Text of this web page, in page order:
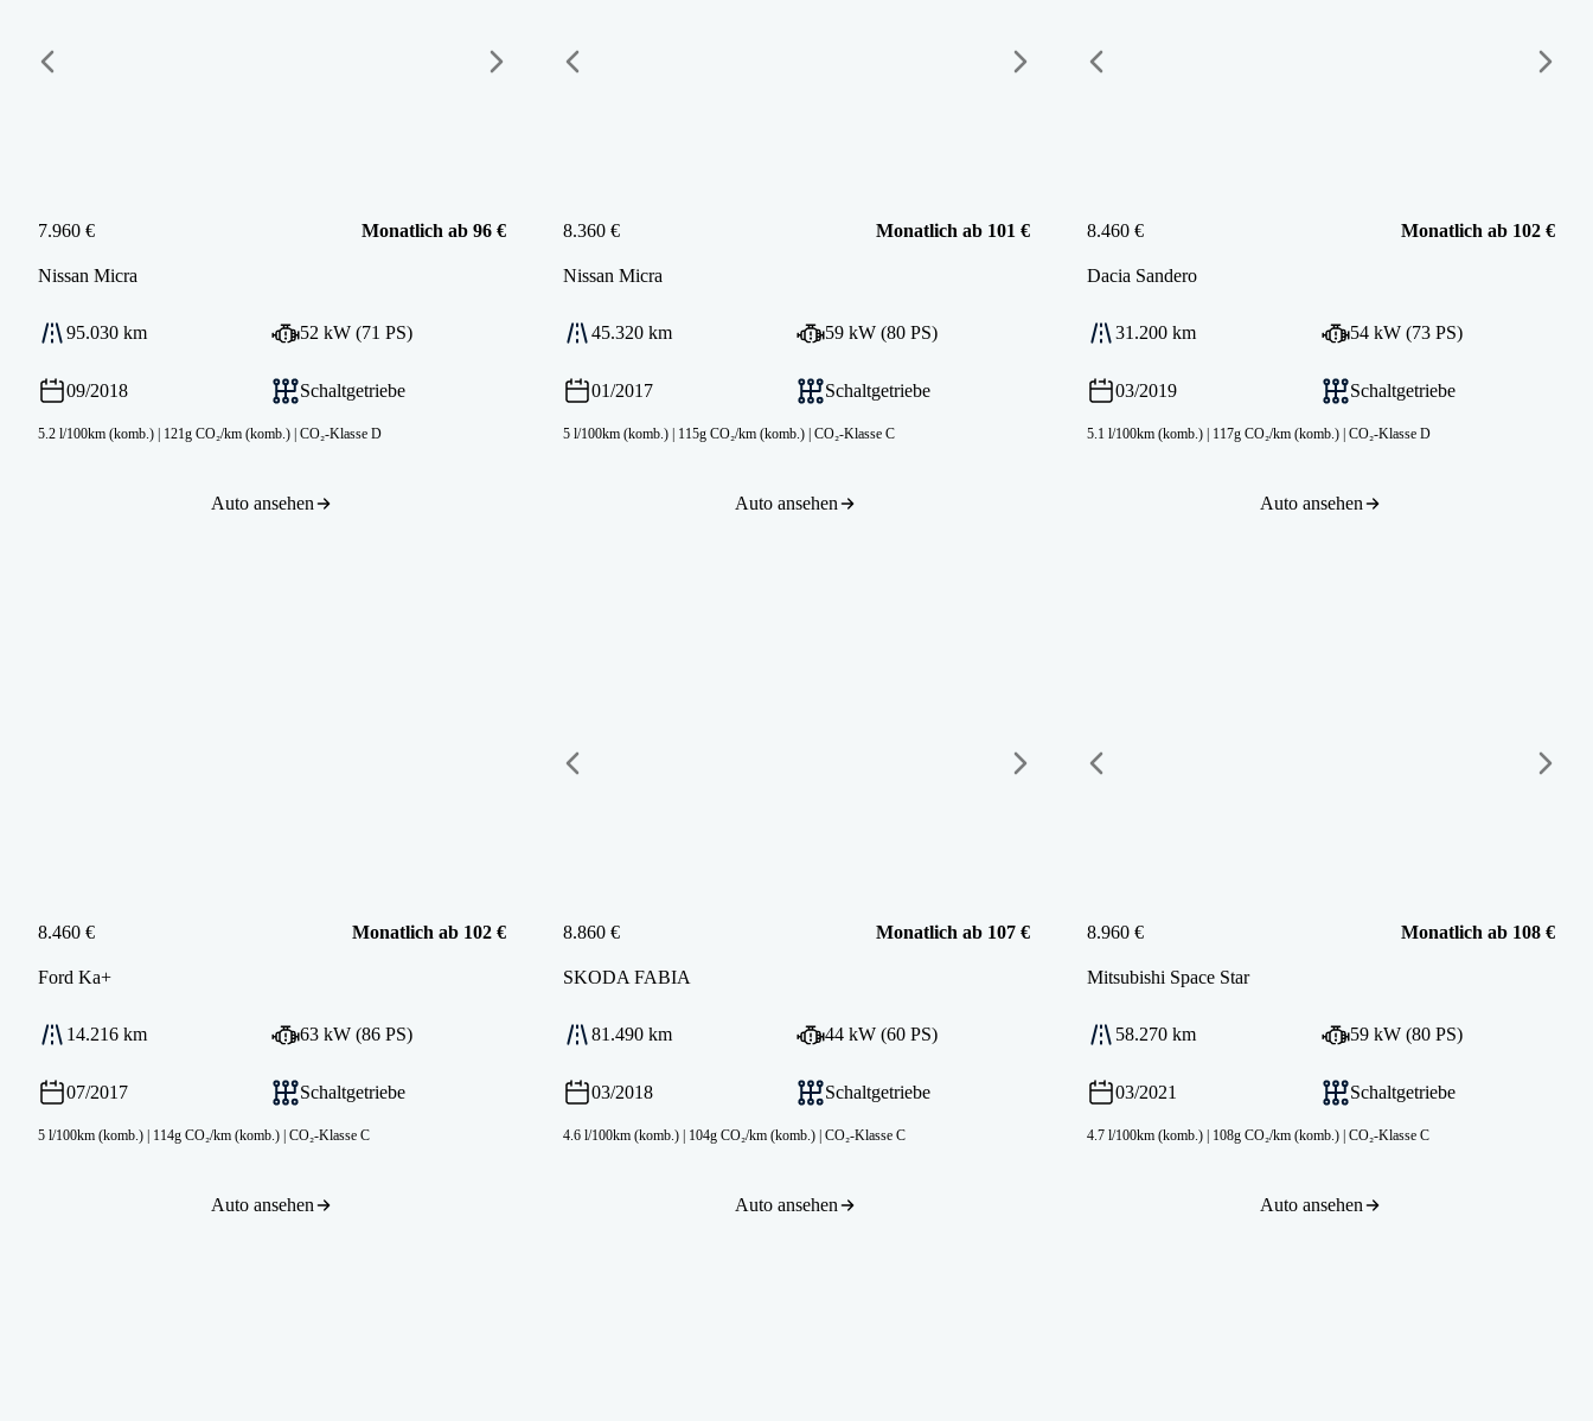
7.960 € Monatlich ab 96 €
Nissan Micra
95.030 km 52 kW (71 PS)
09/2018 Schaltgetriebe
5.2 l/100km (komb.) | 121g CO₂/km (komb.) | CO₂-Klasse D
Auto ansehen
8.360 € Monatlich ab 101 €
Nissan Micra
45.320 km 59 kW (80 PS)
01/2017 Schaltgetriebe
5 l/100km (komb.) | 115g CO₂/km (komb.) | CO₂-Klasse C
Auto ansehen
8.460 € Monatlich ab 102 €
Dacia Sandero
31.200 km 54 kW (73 PS)
03/2019 Schaltgetriebe
5.1 l/100km (komb.) | 117g CO₂/km (komb.) | CO₂-Klasse D
Auto ansehen
8.460 € Monatlich ab 102 €
Ford Ka+
14.216 km 63 kW (86 PS)
07/2017 Schaltgetriebe
5 l/100km (komb.) | 114g CO₂/km (komb.) | CO₂-Klasse C
Auto ansehen
8.860 € Monatlich ab 107 €
SKODA FABIA
81.490 km 44 kW (60 PS)
03/2018 Schaltgetriebe
4.6 l/100km (komb.) | 104g CO₂/km (komb.) | CO₂-Klasse C
Auto ansehen
8.960 € Monatlich ab 108 €
Mitsubishi Space Star
58.270 km 59 kW (80 PS)
03/2021 Schaltgetriebe
4.7 l/100km (komb.) | 108g CO₂/km (komb.) | CO₂-Klasse C
Auto ansehen